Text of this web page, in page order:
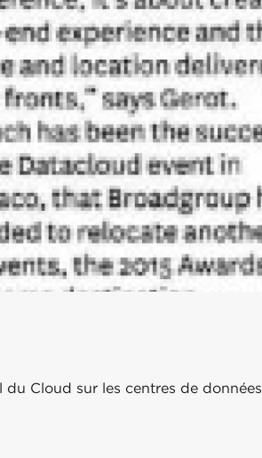
Cloud sur les centres de données